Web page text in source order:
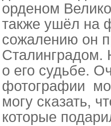
орденом
также ушёл на
сожалению он
Сталинградом.
о его судьбе.
фотографии
могу сказать,
которые